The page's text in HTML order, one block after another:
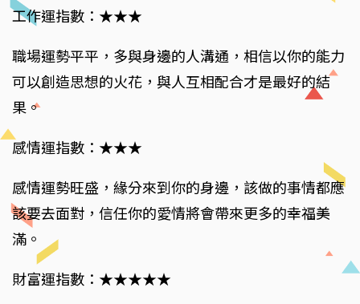
工作運指數：★★★
職場運勢平平，多與身邊的人溝通，相信以你的能力
可以創造思想的火花，與人互相配合才是最好的結
果。
感情運指數：★★★
感情運勢旺盛，緣分來到你的身邊，該做的事情都應
該要去面對，信任你的愛情將會帶來更多的幸福美
滿。
財富運指數：★★★★★